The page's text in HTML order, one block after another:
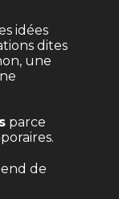
idées
dites
une
parce
de